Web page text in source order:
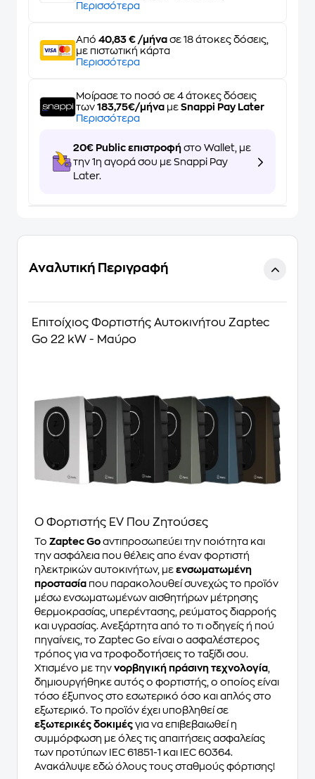
Περισσότερα
Από 40,83 € /μήνα σε 18 άτοκες δόσεις,
με πιστωτική κάρτα
Περισσότερα
Μοίρασε το ποσό σε 4 άτοκες δόσεις
των 183,75€/μήνα με Snappi Pay Later
Περισσότερα
20€ Public επιστροφή στο Wallet, με
την 1η αγορά σου με Snappi Pay
Later.
Αναλυτική Περιγραφή
Επιτοίχιος Φορτιστής Αυτοκινήτου Zaptec
Go 22 kW - Μαύρο
Ο Φορτιστής EV Που Ζητούσες
Το Zaptec Go αντιπροσωπεύει την ποιότητα και
την ασφάλεια που θέλεις απο έναν φορτιστή
ηλεκτρικών αυτοκινήτων, με ενσωματωμένη
προστασία που παρακολουθεί συνεχώς το προϊόν
μέσω ενσωματωμένων αισθητήρων μέτρησης
θερμοκρασίας, υπερέντασης, ρεύματος διαρροής
και υγρασίας. Ανεξάρτητα από το τι οδηγείς ή πού
πηγαίνεις, το Zaptec Go είναι ο ασφαλέστερος
τρόπος για να τροφοδοτήσεις το ταξίδι σου.
Χτισμένο με την νορβηγική πράσινη τεχνολογία
δημιουργήθηκε αυτός ο φορτιστής, ο οποίος είναι
τόσο έξυπνος στο εσωτερικό όσο και απλός στο
εξωτερικό. Το προϊόν έχει υποβληθεί σε
εξωτερικές δοκιμές για να επιβεβαιωθεί η
συμμόρφωση με όλες τις απαιτήσεις ασφαλείας
των προτύπων IEC 61851-1 και IEC 60364.
Ανακάλυψε εδώ όλους τους σταθμούς φόρτισης!